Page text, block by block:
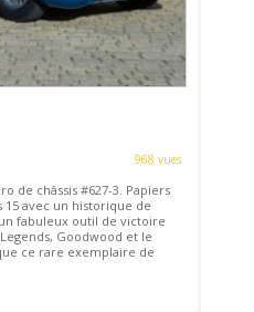
968 vues
de châssis #627-3. Papiers
avec un historique de
fabuleux outil de victoire
Goodwood et le
ce rare exemplaire de